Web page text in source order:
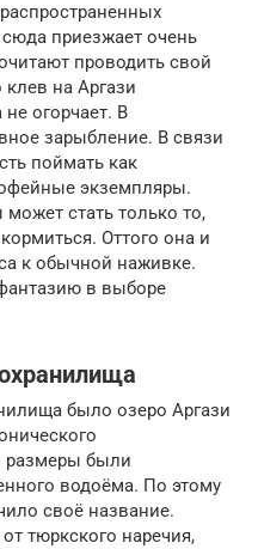
приезжает очень
проводить свой
клев на Аргази
огорчает. В
зарыбление. В связи
поймать как
экземпляры.
стать только то,
Оттого она и
к обычной наживке.
в выборе
было озеро Аргази
размеры были
водоёма. По этому
своё название.
тюркского наречия,